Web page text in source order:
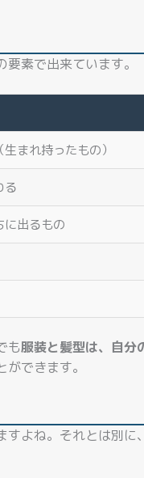
素で出来ています。
まれ持ったもの）
る
に出るもの
も服装と髪型は、自分
できます。
よね。それとは別に